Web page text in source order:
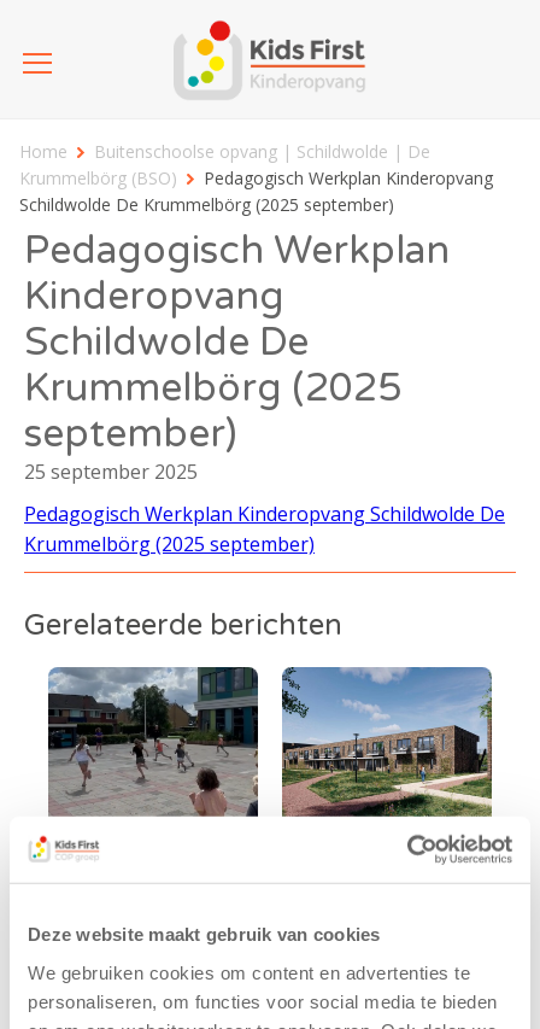
Deze website maakt gebruik van cookies
We gebruiken cookies om content en advertenties te
personaliseren, om functies voor social media te bieden
Home
Buitenschoolse opvang | Schildwolde | De
Krummelbörg (BSO)
Pedagogisch Werkplan Kinderopvang
Schildwolde De Krummelbörg (2025 september)
Pedagogisch Werkplan
Kinderopvang
Schildwolde De
Krummelbörg (2025
september)
25 september 2025
Pedagogisch Werkplan Kinderopvang Schildwolde De
Krummelbörg (2025 september)
Gerelateerde berichten
De
Westerburcht
trainen alvast
voor Kids First
tekent
koopcontract
voor nieuw
kindcentrum in